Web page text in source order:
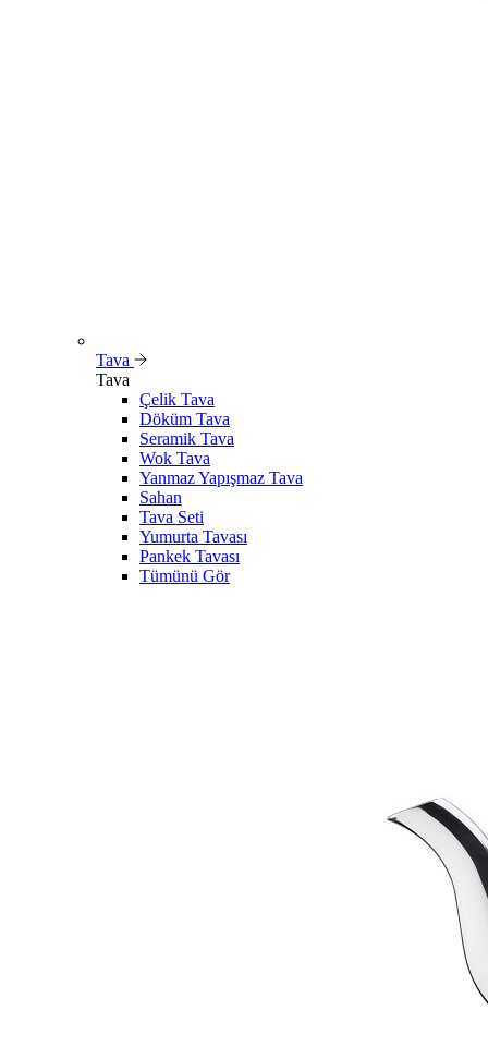
Tava
Tava
Çelik Tava
Döküm Tava
Seramik Tava
Wok Tava
Yanmaz Yapışmaz Tava
Sahan
Tava Seti
Yumurta Tavası
Pankek Tavası
Tümünü Gör